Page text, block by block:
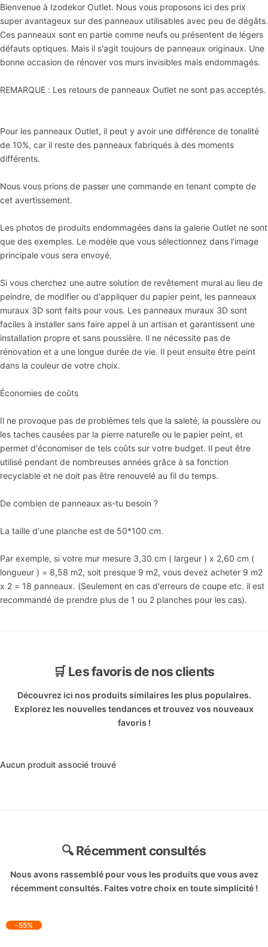
Marbre Alternative Au Carrelage De Salle De
3D Panneau Mural Acoustique En Bois Lot De 2
Bienvenue à Izodekor Outlet. Nous vous proposons ici des prix
super avantageux sur des panneaux utilisables avec peu de dégâts.
Ces panneaux sont en partie comme neufs ou présentent de légers
défauts optiques. Mais il s'agit toujours de panneaux originaux. Une
bonne occasion de rénover vos murs invisibles mais endommagés.
REMARQUE : Les retours de panneaux Outlet ne sont pas acceptés.
Pour les panneaux Outlet, il peut y avoir une différence de tonalité
de 10%, car il reste des panneaux fabriqués à des moments
différents.
Nous vous prions de passer une commande en tenant compte de
cet avertissement.
Les photos de produits endommagées dans la galerie Outlet ne sont
que des exemples. Le modèle que vous sélectionnez dans l'image
principale vous sera envoyé.
Si vous cherchez une autre solution de revêtement mural au lieu de
peindre, de modifier ou d'appliquer du papier peint, les panneaux
muraux 3D sont faits pour vous. Les panneaux muraux 3D sont
faciles à installer sans faire appel à un artisan et garantissent une
installation propre et sans poussière. Il ne nécessite pas de
rénovation et a une longue durée de vie. Il peut ensuite être peint
dans la couleur de votre choix.
Économies de coûts
Il ne provoque pas de problèmes tels que la saleté, la poussière ou
les taches causées par la pierre naturelle ou le papier peint, et
permet d'économiser de tels coûts sur votre budget. Il peut être
utilisé pendant de nombreuses années grâce à sa fonction
recyclable et ne doit pas être renouvelé au fil du temps.
De combien de panneaux as-tu besoin ?
La taille d'une planche est de 50*100 cm.
Par exemple, si votre mur mesure 3,30 cm ( largeur ) x 2,60 cm (
longueur ) = 8,58 m2, soit presque 9 m2, vous devez acheter 9 m2
x 2 = 18 panneaux. (Seulement en cas d'erreurs de coupe etc. il est
recommandé de prendre plus de 1 ou 2 planches pour les cas).
🛒 Les favoris de nos clients
Découvrez ici nos produits similaires les plus populaires.
Explorez les nouvelles tendances et trouvez vos nouveaux
favoris !
Aucun produit associé trouvé
🔍 Récemment consultés
Nous avons rassemblé pour vous les produits que vous avez
récemment consultés. Faites votre choix en toute simplicité !
-55%